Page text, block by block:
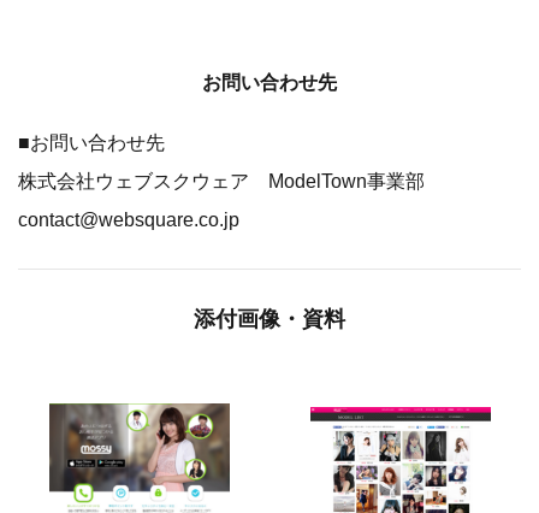
お問い合わせ先
■お問い合わせ先
株式会社ウェブスクウェア ModelTown事業部
contact@websquare.co.jp
添付画像・資料